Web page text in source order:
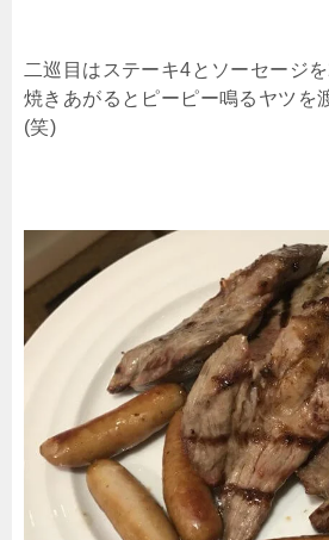
二巡目はステーキ4とソーセージを
焼きあがるとピーピー鳴るヤツを
(笑)